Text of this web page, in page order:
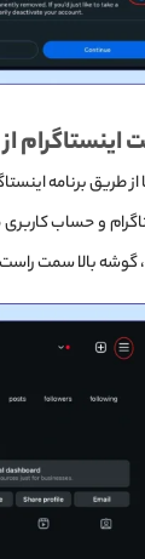
از
طریق برنامه
و حساب
گوشه بالا سمت